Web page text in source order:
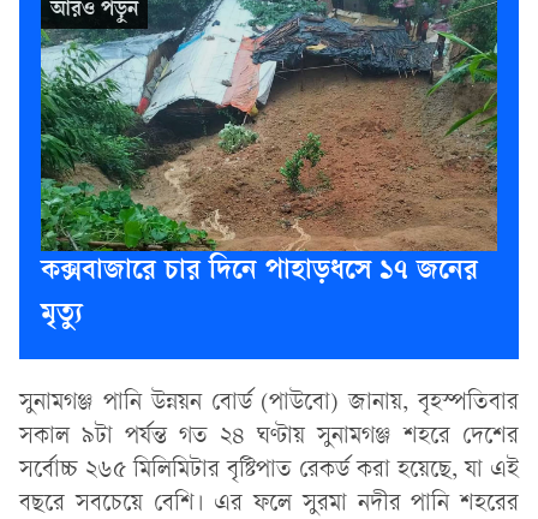
কক্সবাজারে চার দিনে পাহাড়ধসে ১৭ জনের
মৃত্যু
সুনামগঞ্জ পানি উন্নয়ন বোর্ড (পাউবো) জানায়, বৃহস্পতিবার
সকাল ৯টা পর্যন্ত গত ২৪ ঘণ্টায় সুনামগঞ্জ শহরে দেশের
সর্বোচ্চ ২৬৫ মিলিমিটার বৃষ্টিপাত রেকর্ড করা হয়েছে, যা এই
বছরে সবচেয়ে বেশি। এর ফলে সুরমা নদীর পানি শহরের